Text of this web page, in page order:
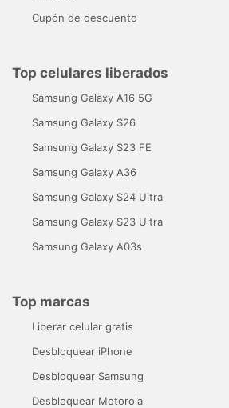
Cupón de descuento
Top celulares liberados
Samsung Galaxy A16 5G
Samsung Galaxy S26
Samsung Galaxy S23 FE
Samsung Galaxy A36
Samsung Galaxy S24 Ultra
Samsung Galaxy S23 Ultra
Samsung Galaxy A03s
Top marcas
Liberar celular gratis
Desbloquear iPhone
Desbloquear Samsung
Desbloquear Motorola